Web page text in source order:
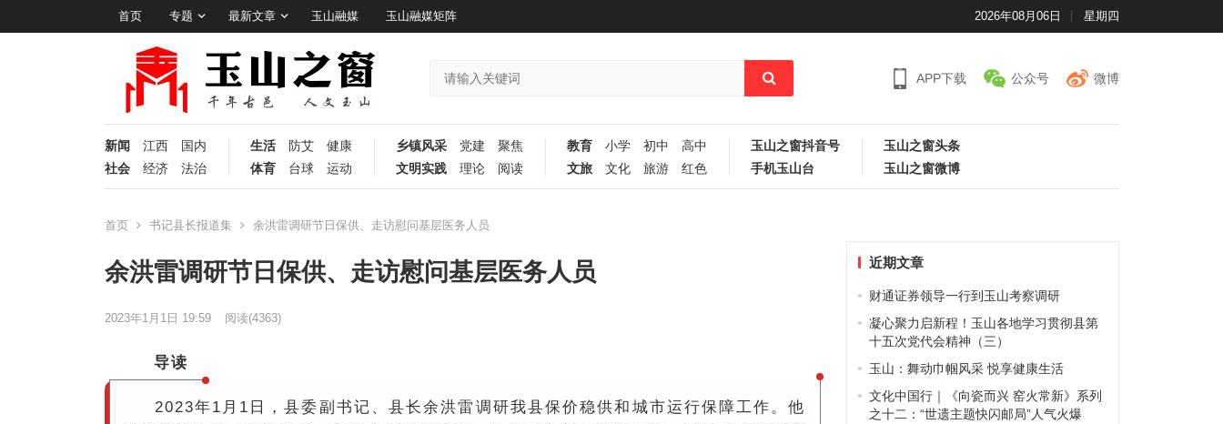
首页 专题 最新文章 玉山融媒 玉山融媒矩阵 2026年08月06日 星期四
APP下载 公众号 微博
新闻 江西
国内
社会
经济 法治
生活 防艾
健康
体育
台球 运动
乡镇风采 党建
聚焦
文明实践
理论 阅读
教育 小学 初中
高中
文旅
文化 旅游 红色
玉山之窗抖音号
手机玉山台
玉山之窗头条
玉山之窗微博
首页 书记县长报道集 余洪雷调研节日保供、走访慰问基层医务人员
余洪雷调研节日保供、走访慰问基层医务人员
2023年1月1日 19:59 阅读(4363)
导读
2023年1月1日，县委副书记、县长余洪雷调研我县保价稳供和城市运行保障工作。他
近期文章
财通证券领导一行到玉山考察调研
凝心聚力启新程！玉山各地学习贯彻县第
十五次党代会精神（三）
玉山：舞动巾帼风采 悦享健康生活
文化中国行｜《向瓷而兴 窑火常新》系列
之十二：“世遗主题快闪邮局”人气火爆